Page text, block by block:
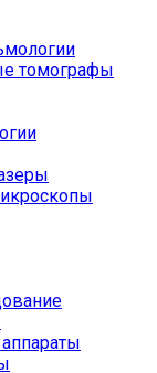
томографы